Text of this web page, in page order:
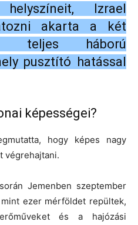
helyszíneit, Izrael
akarta a két
teljes háború
pusztító hatással
képességei?
hogy képes nagy
végrehajtani.
Jemenben szeptember
ezer mérföldet repültek,
és a hajózási